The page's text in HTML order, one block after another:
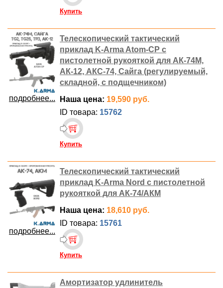
Купить
подробнее...
Телескопический тактический
приклад K-Arma Atom-CP с
пистолетной рукояткой для АК-74М,
АК-12, АКС-74, Сайга (регулируемый,
складной, с подщечником)
Наша цена: 19,590 руб.
ID товара: 15762
Купить
подробнее...
Телескопический тактический
приклад K-Arma Nord с пистолетной
рукояткой для АК-74/АКМ
Наша цена: 18,610 руб.
ID товара: 15761
Купить
Амортизатор удлинитель